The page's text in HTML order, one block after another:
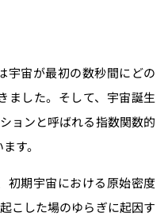
宇宙が最初の数秒間にどの
ました。そして、宇宙誕生
ョンと呼ばれる指数関数的
す。
初期宇宙における原始密度
こした場のゆらぎに起因す